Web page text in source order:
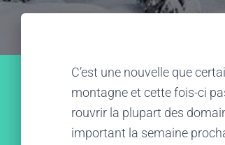
C’est une nouvelle que
montagne et cette fois-ci
rouvrir la plupart des
important la semaine